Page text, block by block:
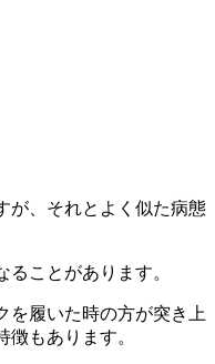
が、それとよく似た病態
ことがあります。
を履いた時の方が突き上
もあります。